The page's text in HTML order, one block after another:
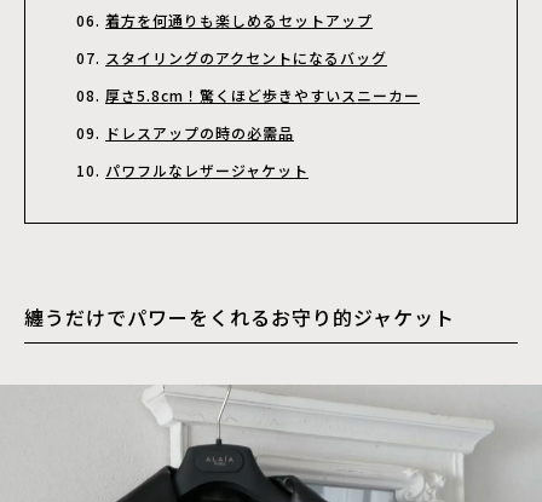
着方を何通りも楽しめるセットアップ
スタイリングのアクセントになるバッグ
厚さ5.8cm！驚くほど歩きやすいスニーカー
ドレスアップの時の必需品
パワフルなレザージャケット
纏うだけでパワーをくれるお守り的ジャケット